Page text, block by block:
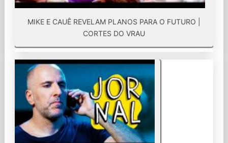
MIKE E CAUÊ REVELAM PLANOS PARA O FUTURO |
CORTES DO VRAU